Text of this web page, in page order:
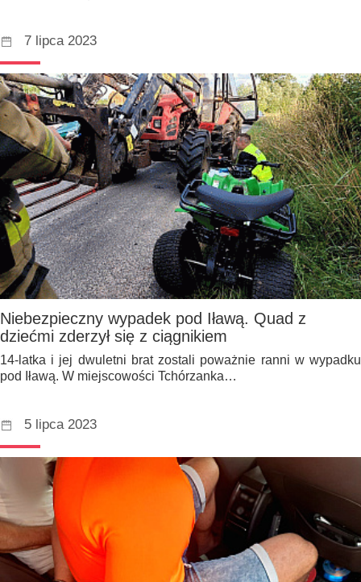
7 lipca 2023
Niebezpieczny wypadek pod Iławą. Quad z
dziećmi zderzył się z ciągnikiem
14-latka i jej dwuletni brat zostali poważnie ranni w wypadku
pod Iławą. W miejscowości Tchórzanka…
5 lipca 2023